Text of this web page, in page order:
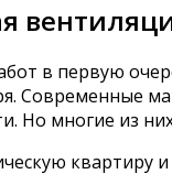
в первую
Современные
Но многие из